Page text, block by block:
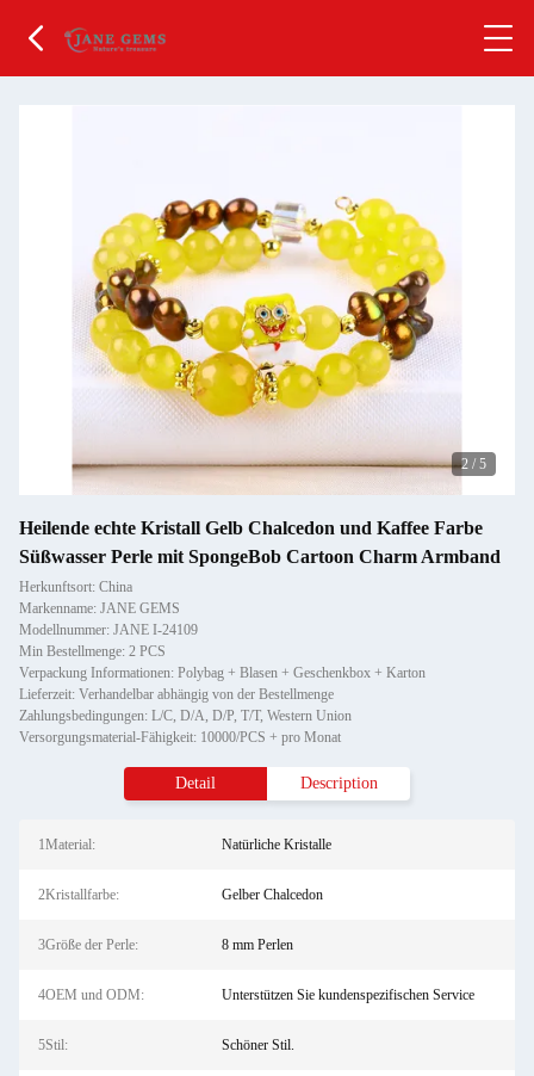
2 / 5
Heilende echte Kristall Gelb Chalcedon und Kaffee Farbe
Süßwasser Perle mit SpongeBob Cartoon Charm Armband
Herkunftsort: China
Markenname: JANE GEMS
Modellnummer: JANE I-24109
Min Bestellmenge: 2 PCS
Verpackung Informationen: Polybag + Blasen + Geschenkbox + Karton
Lieferzeit: Verhandelbar abhängig von der Bestellmenge
Zahlungsbedingungen: L/C, D/A, D/P, T/T, Western Union
Versorgungsmaterial-Fähigkeit: 10000/PCS + pro Monat
Detail Description
1Material: Natürliche Kristalle
2Kristallfarbe: Gelber Chalcedon
3Größe der Perle: 8 mm Perlen
4OEM und ODM: Unterstützen Sie kundenspezifischen Service
5Stil: Schöner Stil.